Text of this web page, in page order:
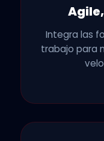
Integra las
trabajo para